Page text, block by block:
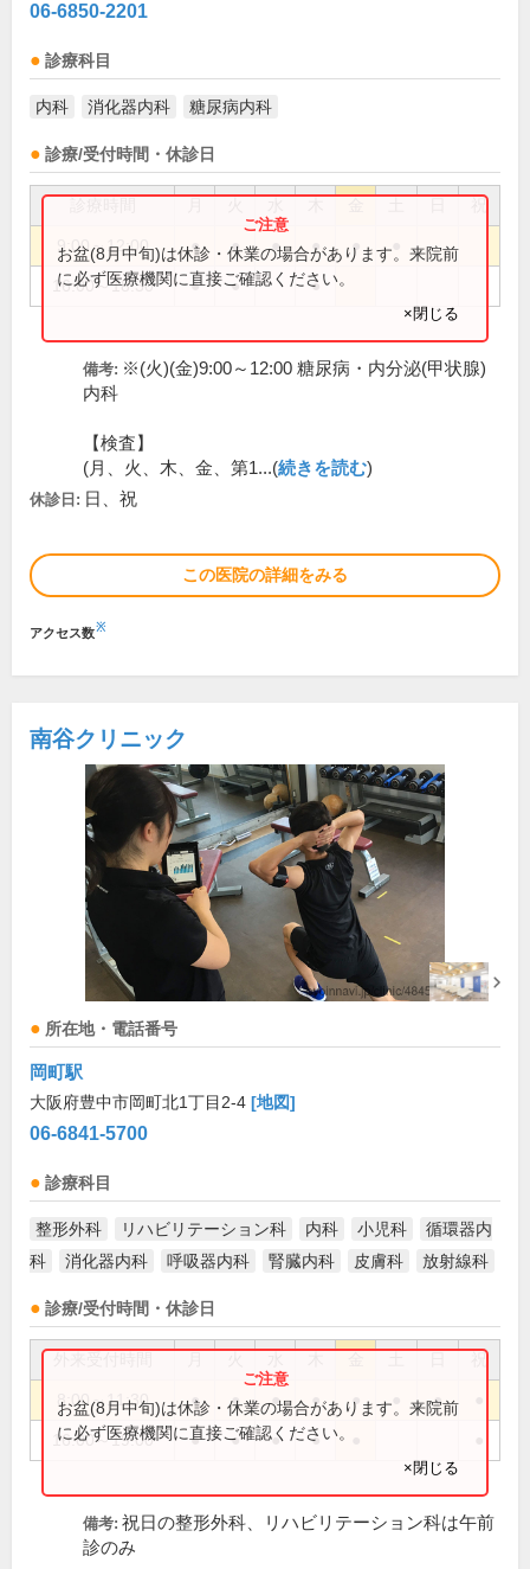
06-6850-2201
診療科目
内科 消化器内科 糖尿病内科
診療/受付時間・休診日
祝
9:00～12:00 ● ● ● ● ●
16:00～18:30 ● ● ●
お盆(8月中旬)は休診・休業の場合があります。来院前
に必ず医療機関に直接ご確認ください。
×閉じる
備考: ※(火)(金)9:00～12:00 糖尿病・内分泌(甲状腺)
内科
【検査】
(月、火、木、金、第1...(続きを読む)
休診日: 日、祝
この医院の詳細をみる
アクセス数※
南谷クリニック
所在地・電話番号
岡町駅
大阪府豊中市岡町北1丁目2-4 [地図]
06-6841-5700
診療科目
整形外科 リハビリテーション科 内科 小児科
循環器内
科
消化器内科 呼吸器内科 腎臓内科 皮膚科 放射線科
診療/受付時間・休診日
祝
8:00～11:30 ● ● ● ● ● ●
16:00～19:00 ● ● ● ●
お盆(8月中旬)は休診・休業の場合があります。来院前
に必ず医療機関に直接ご確認ください。
×閉じる
備考: 祝日の整形外科、リハビリテーション科は午前
診のみ